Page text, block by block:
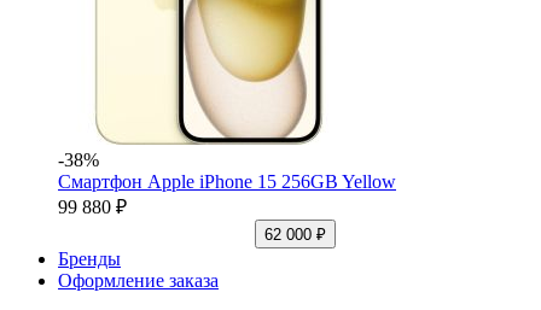
-38%
Смартфон Apple iPhone 15 256GB Yellow
99 880 ₽
62 000 ₽
Бренды
Оформление заказа